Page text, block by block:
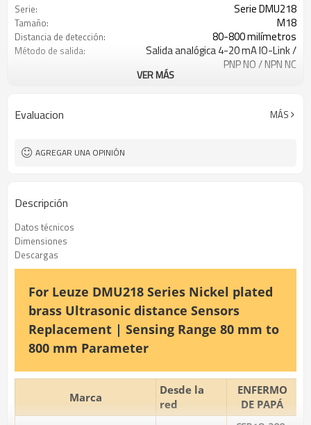
Serie: Serie DMU218
Tamaño: M18
Distancia de detección: 80-800 milímetros
Método de salida:
Salida analógica 4-20 mA IO-Link /
PNP NO / NPN NC
Latón niquelado
VER MÁS
Evaluacion MÁS
AGREGAR UNA OPINIÓN
Descripción
Datos técnicos
Dimensiones
Descargas
For Leuze DMU218 Series Nickel plated
brass Ultrasonic distance Sensors
Replacement | Sensing Range 80 mm to
800 mm Parameter
Marca
Desde la
red
ENFERMO
DE PAPÁ